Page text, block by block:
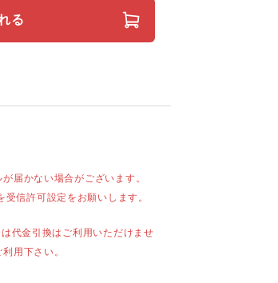
る
届かない場合がございます。
信許可設定をお願いします。
代金引換はご利用いただけませ
用下さい。